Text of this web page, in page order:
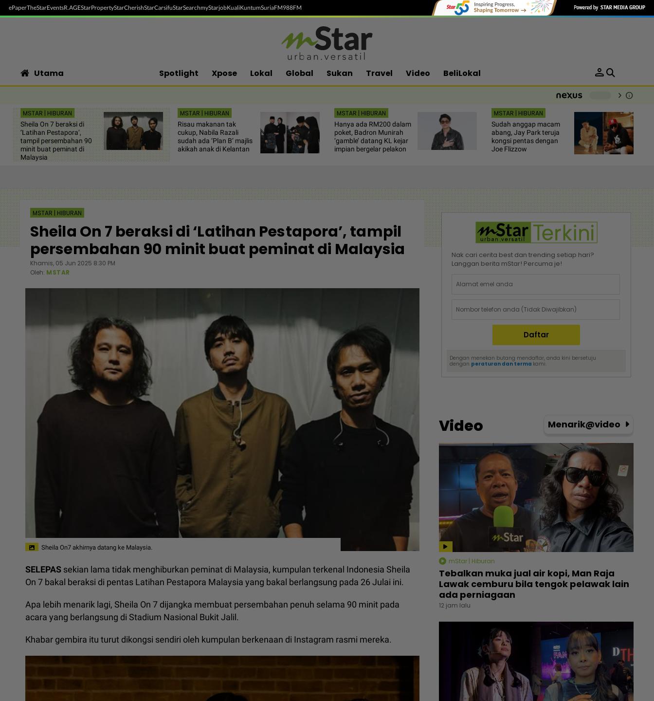
ePaperTheStarEventsR.AGEStarPropertyStarCherishStarCarsifuStarSearchmyStarjobKualiKuntumSuriaFM988FM
Utama Spotlight Xpose Lokal Global Sukan Travel Video BeliLokal person
chevron_right info
MSTAR | HIBURAN
Sheila On 7 beraksi di
‘Latihan Pestapora’,
tampil persembahan 90
minit buat peminat di
Malaysia
MSTAR | HIBURAN
Risau makanan tak
cukup, Nabila Razali
sudah ada ‘Plan B’ majlis
akikah anak di Kelantan
MSTAR | HIBURAN
Hanya ada RM200 dalam
poket, Badron Munirah
‘gamble’ datang KL kejar
impian bergelar pelakon
MSTAR | HIBURAN
Sudah anggap macam
abang, Jay Park teruja
kongsi pentas dengan
Joe Flizzow
MSTAR | HIBURAN
Sheila On 7 beraksi di ‘Latihan Pestapora’, tampil
persembahan 90 minit buat peminat di Malaysia
Khamis, 05 Jun 2025 8:30 PM
Oleh: MSTAR
Sheila On7 akhirnya datang ke Malaysia.
SELEPAS sekian lama tidak menghiburkan peminat di Malaysia, kumpulan terkenal Indonesia Sheila
On 7 bakal beraksi di pentas Latihan Pestapora Malaysia yang bakal berlangsung pada 26 Julai ini.
Apa lebih menarik lagi, Sheila On 7 dijangka membuat persembahan penuh selama 90 minit pada
acara yang berlangsung di Stadium Nasional Bukit Jalil.
Khabar gembira itu turut dikongsi sendiri oleh kumpulan berkenaan di Instagram rasmi mereka.
Nak cari cerita best dan trending setiap hari?
Langgan berita mStar! Percuma je!
Dengan menekan butang mendaftar, anda kini bersetuju
dengan peraturan dan terma kami.
Video Menarik@video
mStar | Hiburan
Tebalkan muka jual air kopi, Man Raja
Lawak cemburu bila tengok pelawak lain
ada perniagaan
12 jam lalu